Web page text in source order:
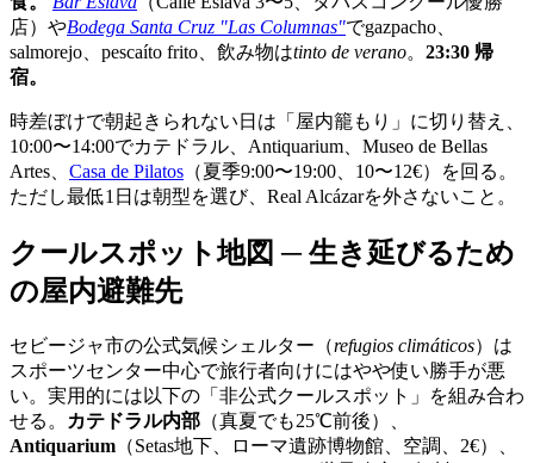
店）やBodega Santa Cruz "Las Columnas"でgazpacho、
salmorejo、pescaíto frito、飲み物はtinto de verano。 23:30 帰
宿。
時差ぼけで朝起きられない日は「屋内籠もり」に切り替え、
10:00〜14:00でカテドラル、Antiquarium、Museo de Bellas
Artes、 Casa de Pilatos （夏季9:00〜19:00、10〜12€）を回る。
ただし最低1日は朝型を選び、Real Alcázarを外さないこと。
クールスポット地図 ─ 生き延びるため
の屋内避難先
セビージャ市の公式気候シェルター（refugios climáticos）は
スポーツセンター中心で旅行者向けにはやや使い勝手が悪
い。実用的には以下の「非公式クールスポット」を組み合わ
せる。
カテドラル内部 （真夏でも25℃前後）、
Antiquarium （Setas地下、ローマ遺跡博物館、空調、2€）、